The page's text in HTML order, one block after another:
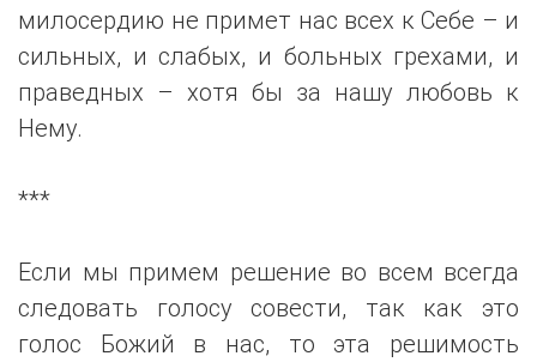
милосердию не примет нас всех к Себе – и
сильных, и слабых, и больных грехами, и
праведных – хотя бы за нашу любовь к
Нему.
***
Если мы примем решение во всем всегда
следовать голосу совести, так как это
голос Божий в нас, то эта решимость